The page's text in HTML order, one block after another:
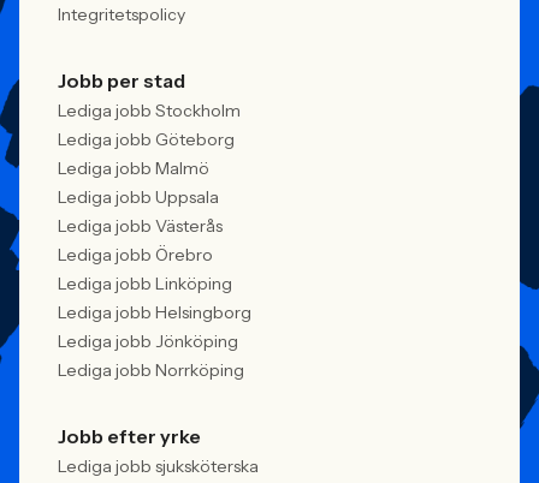
Integritetspolicy
Jobb per stad
Lediga jobb Stockholm
Lediga jobb Göteborg
Lediga jobb Malmö
Lediga jobb Uppsala
Lediga jobb Västerås
Lediga jobb Örebro
Lediga jobb Linköping
Lediga jobb Helsingborg
Lediga jobb Jönköping
Lediga jobb Norrköping
Jobb efter yrke
Lediga jobb sjuksköterska